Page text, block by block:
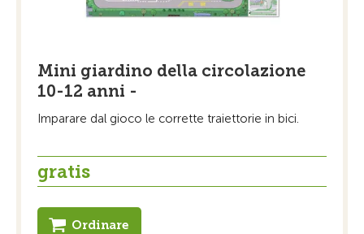
Mini giardino della circolazione
10-12 anni -
Imparare dal gioco le corrette traiettorie in bici.
gratis
Ordinare